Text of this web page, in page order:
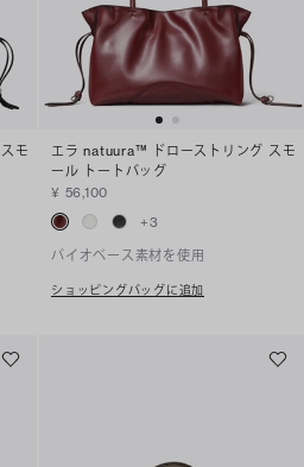
モ
エラ natuura™ ドローストリング スモ
ール トートバッグ
¥ 56,100
+3
バイオベース素材を使用
ショッピングバッグに追加